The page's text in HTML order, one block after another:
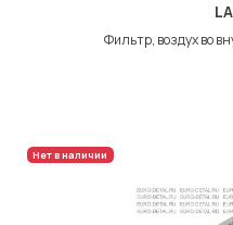
Фильтр, воздух во
Нет в наличии